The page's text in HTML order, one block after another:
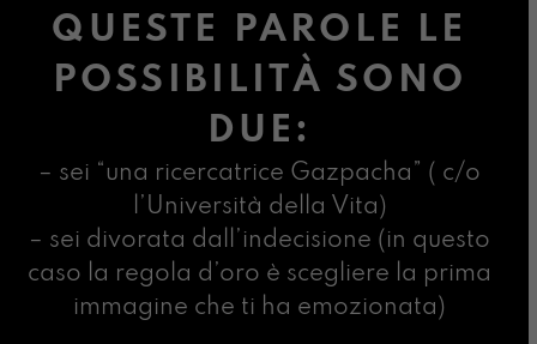
QUESTE PAROLE LE
POSSIBILITÀ SONO
DUE:
– sei “una ricercatrice Gazpacha” ( c/o
l’Università della Vita)
– sei divorata dall’indecisione (in questo
caso la regola d’oro è scegliere la prima
immagine che ti ha emozionata)